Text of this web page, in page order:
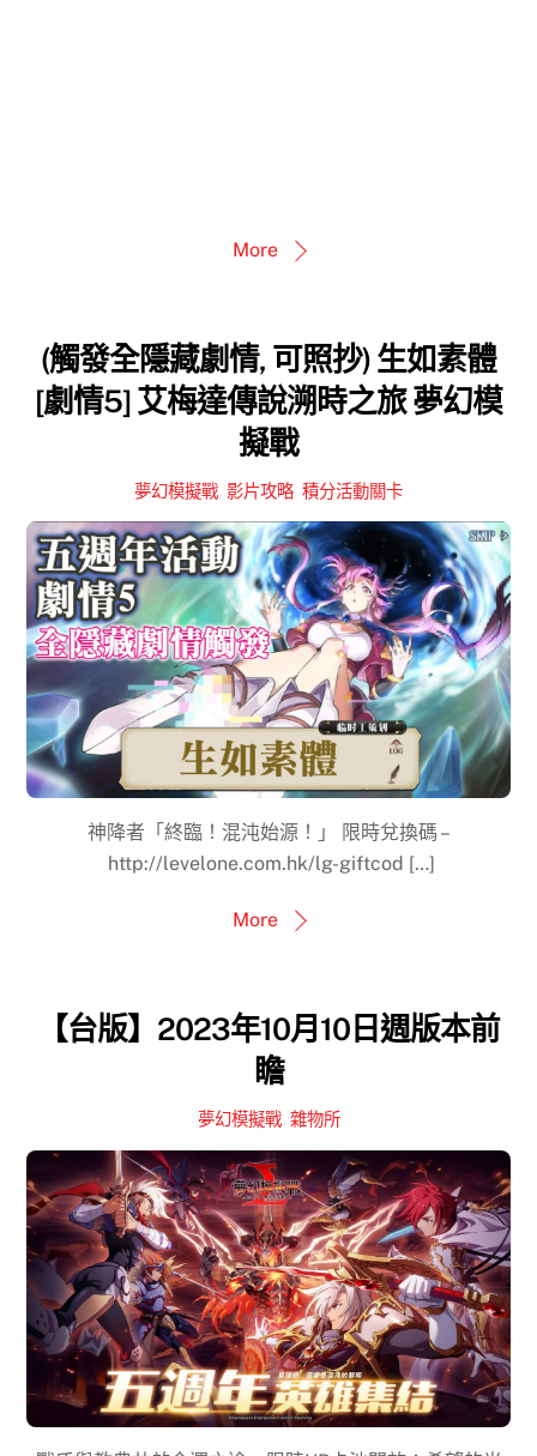
More
(觸發全隱藏劇情, 可照抄) 生如素體
[劇情5] 艾梅達傳說溯時之旅 夢幻模
擬戰
夢幻模擬戰 影片攻略 積分活動關卡
神降者「終臨！混沌始源！」 限時兌換碼 –
http://levelone.com.hk/lg-giftcod […]
More
【台版】2023年10月10日週版本前
瞻
夢幻模擬戰, 雜物所